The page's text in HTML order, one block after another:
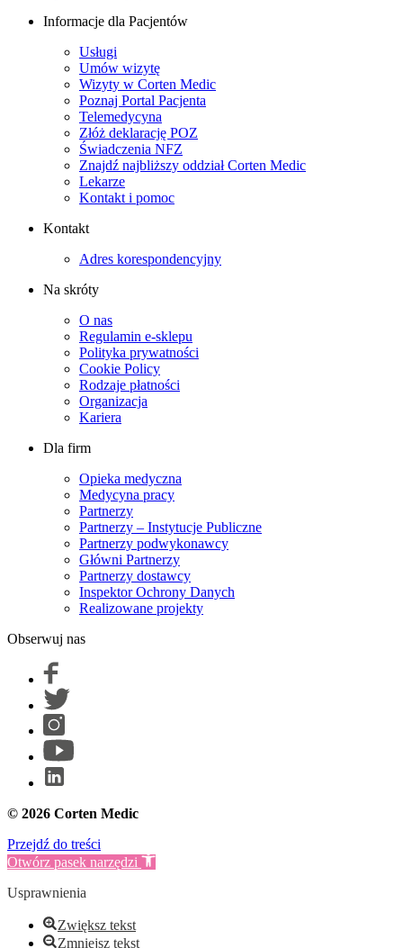
Informacje dla Pacjentów
Usługi
Umów wizytę
Wizyty w Corten Medic
Poznaj Portal Pacjenta
Telemedycyna
Złóż deklarację POZ
Świadczenia NFZ
Znajdź najbliższy oddział Corten Medic
Lekarze
Kontakt i pomoc
Kontakt
Adres korespondencyjny
Na skróty
O nas
Regulamin e-sklepu
Polityka prywatności
Cookie Policy
Rodzaje płatności
Organizacja
Kariera
Dla firm
Opieka medyczna
Medycyna pracy
Partnerzy
Partnerzy – Instytucje Publiczne
Partnerzy podwykonawcy
Główni Partnerzy
Partnerzy dostawcy
Inspektor Ochrony Danych
Realizowane projekty
Obserwuj nas
© 2026 Corten Medic
Przejdź do treści
Otwórz pasek narzędzi
Usprawnienia
Zwiększ tekst
Zmniejsz tekst